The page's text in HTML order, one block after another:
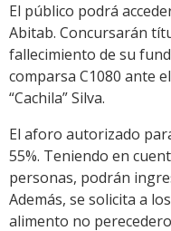
El público podrá
Abitab. Concursarán
fallecimiento de su
comparsa C1080 ante
“Cachila” Silva.
El aforo autorizado
55%. Teniendo en
personas, podrán
Además, se solicita a
alimento no